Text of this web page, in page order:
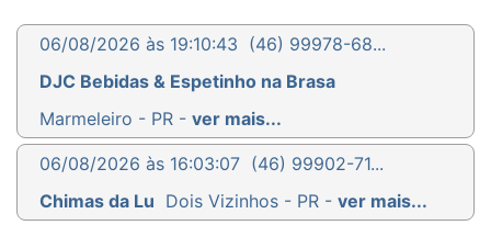
06/08/2026 às 19:10:43 (46) 99978-68...
DJC Bebidas & Espetinho na Brasa
Marmeleiro - PR - ver mais...
06/08/2026 às 16:03:07 (46) 99902-71...
Chimas da Lu Dois Vizinhos - PR - ver mais...